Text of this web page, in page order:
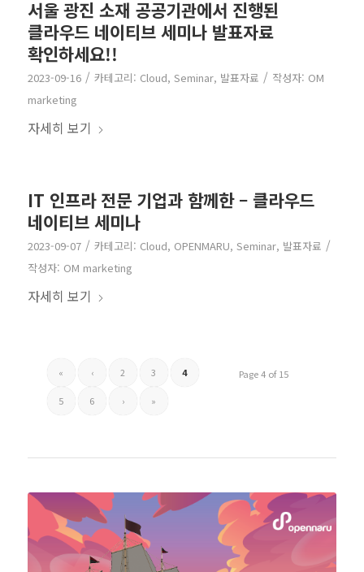
서울 광진 소재 공공기관에서 진행된
클라우드 네이티브 세미나 발표자료
확인하세요!!
2023-09-16 / 카테고리: Cloud, Seminar, 발표자료 / 작성자: OM
marketing
자세히 보기
IT 인프라 전문 기업과 함께한 – 클라우드
네이티브 세미나
2023-09-07 / 카테고리: Cloud, OPENMARU, Seminar, 발표자료 /
작성자: OM marketing
자세히 보기
Page 4 of 15
« ‹ 2 3 4
5 6 › »